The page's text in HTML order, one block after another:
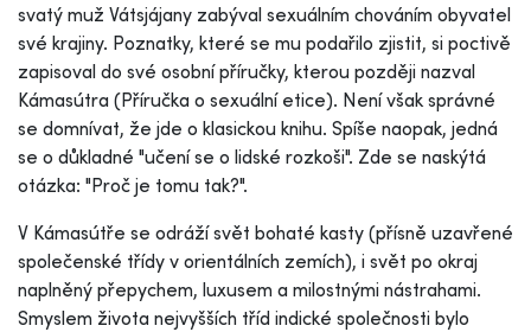
svatý muž Vátsjájany zabýval sexuálním chováním obyvatel
své krajiny. Poznatky, které se mu podařilo zjistit, si poctivě
zapisoval do své osobní příručky, kterou později nazval
Kámasútra (Příručka o sexuální etice). Není však správné
se domnívat, že jde o klasickou knihu. Spíše naopak, jedná
se o důkladné "učení se o lidské rozkoši". Zde se naskýtá
otázka: "Proč je tomu tak?".
V Kámasútře se odráží svět bohaté kasty (přísně uzavřené
společenské třídy v orientálních zemích), i svět po okraj
naplněný přepychem, luxusem a milostnými nástrahami.
Smyslem života nejvyšších tříd indické společnosti bylo